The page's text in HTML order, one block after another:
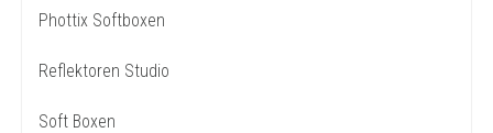
Phottix Softboxen
Reflektoren Studio
Soft Boxen